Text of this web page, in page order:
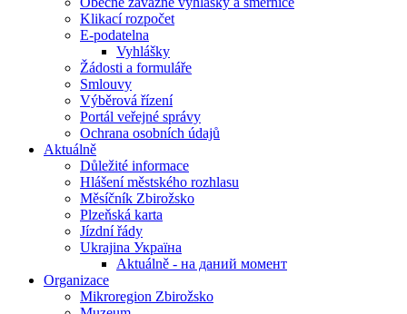
Klikací rozpočet
E-podatelna
Vyhlášky
Žádosti a formuláře
Smlouvy
Výběrová řízení
Portál veřejné správy
Ochrana osobních údajů
Aktuálně
Důležité informace
Hlášení městského rozhlasu
Měsíčník Zbirožsko
Plzeňská karta
Jízdní řády
Ukrajina Україна
Aktuálně - на даний момент
Organizace
Mikroregion Zbirožsko